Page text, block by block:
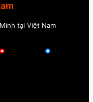
tại Việt Nam